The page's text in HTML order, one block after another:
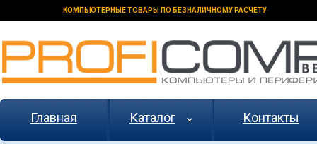
КОМПЬЮТЕРНЫЕ ТОВАРЫ ПО БЕЗНАЛИЧНОМУ РАСЧЕТУ
Главная Каталог Контакты